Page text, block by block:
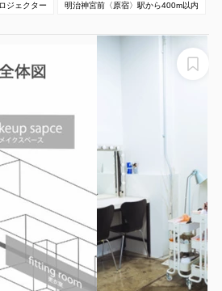
ジェクター 明治神宮前〈原宿〉駅から400m以内
良好！天井高でスチール、ム
！